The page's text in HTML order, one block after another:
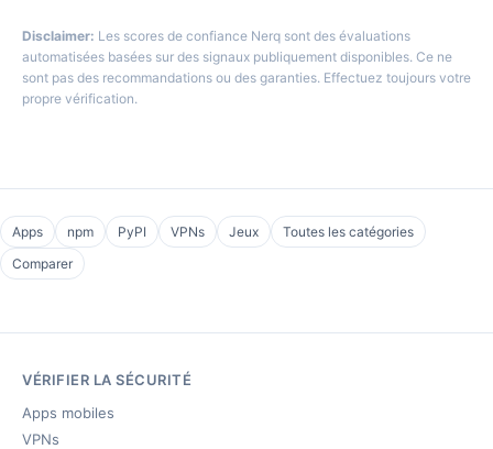
Disclaimer: Les scores de confiance Nerq sont des évaluations
automatisées basées sur des signaux publiquement disponibles. Ce ne
sont pas des recommandations ou des garanties. Effectuez toujours votre
propre vérification.
Apps npm PyPI VPNs Jeux
Toutes les catégories
Comparer
VÉRIFIER LA SÉCURITÉ
Apps mobiles
VPNs